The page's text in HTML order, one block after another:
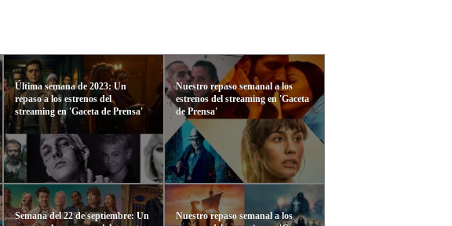
Última semana de 2023: Un
repaso a los estrenos del
streaming en 'Gaceta de Prensa'
Semana del 22 de septiembre: Un
Nuestro repaso semanal a los
estrenos del streaming en 'Gaceta
de Prensa'
Nuestro repaso semanal a los